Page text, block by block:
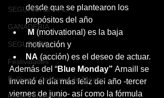
SEGURIDAD VIAL
GANADERIA
SEGURIDAD
Festividades
Política < Gobierno de México
desde que se plantearon los
propósitos del año
M (motivational) es la baja
motivación y
NA (acción) es el deseo de actuar.
Además del “Blue Monday” Arnaill se
inventó el día más feliz del año -tercer
viernes de junio- así como la fórmula